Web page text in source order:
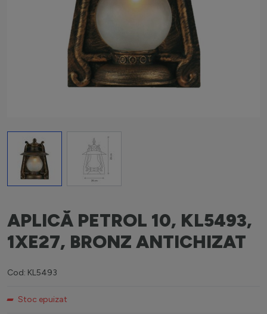
View larger imageView larger image
APLICĂ PETROL 10, KL5493,
1XE27, BRONZ ANTICHIZAT
Cod: KL5493
Stoc epuizat